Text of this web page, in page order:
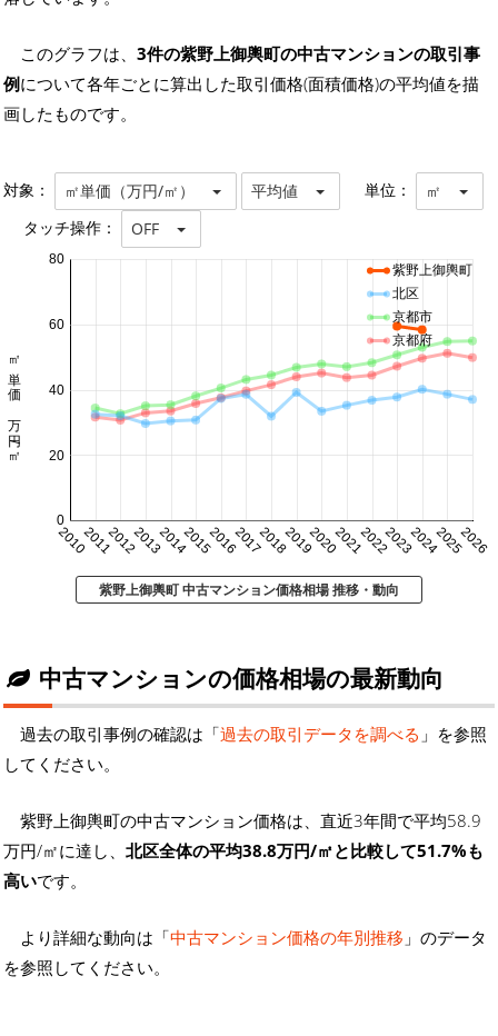
このグラフは、 3件の紫野上御輿町の中古マンションの取引事
例について各年ごとに算出した取引価格(面積価格)の平均値を描
画したものです。
対象： ㎡単価（万円/㎡） 平均値 単位： ㎡
タッチ操作： OFF
20102011201220132014201520162017201820192020202120222023202420252026
0
20
40
60
80
㎡単価 万円/㎡
紫野上御輿町
北区
京都市
京都府
紫野上御輿町 中古マンション価格相場 推移・動向
中古マンションの価格相場の最新動向
過去の取引事例の確認は「過去の取引データを調べる 」を参照
してください。
紫野上御輿町の中古マンション価格は、直近3年間で平均58.9
万円/㎡に達し、 北区全体の平均38.8万円/㎡と比較して51.7%も
高いです。
より詳細な動向は「中古マンション価格の年別推移 」のデータ
を参照してください。